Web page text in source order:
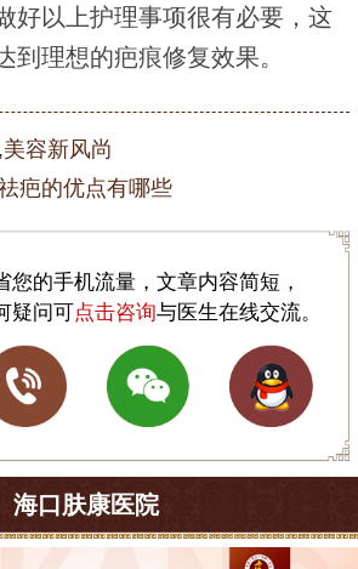
好以上护理事项很有必要，这
到理想的疤痕修复效果。
容新风尚
疤的优点有哪些
您的手机流量，文章内容简短，
疑问可点击咨询与医生在线交流。
海口肤康医院